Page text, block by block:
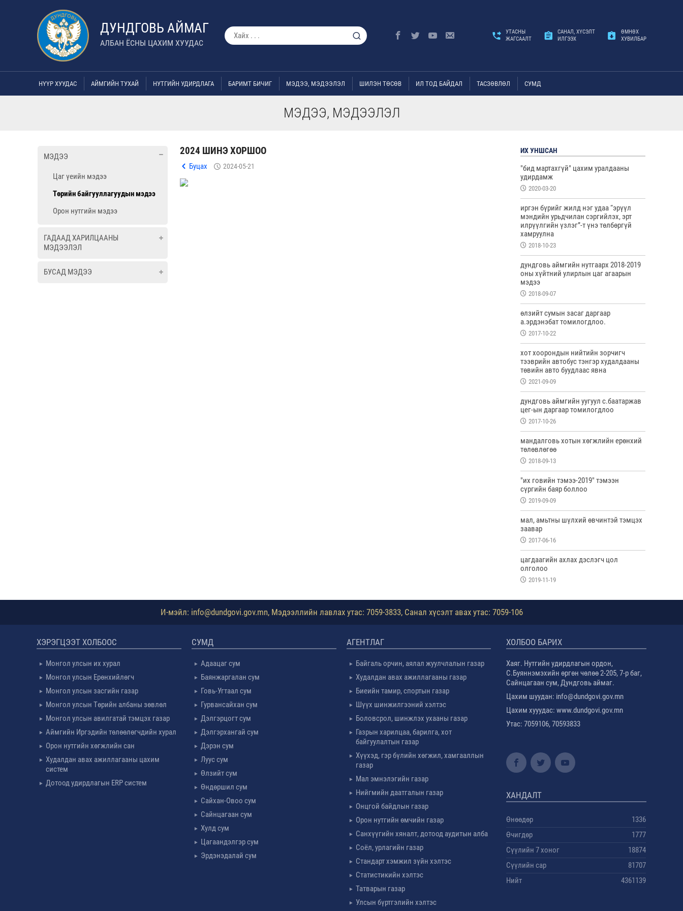
ДУНДГОВЬ АЙМАГ
АЛБАН ЁСНЫ ЦАХИМ ХУУДАС
УТАСНЫ
ЖАГСААЛТ
САНАЛ, ХҮСЭЛТ
ИЛГЭЭХ
ӨМНӨХ
ХУВИЛБАР
НҮҮР ХУУДАС АЙМГИЙН ТУХАЙ НУТГИЙН УДИРДЛАГА БАРИМТ БИЧИГ МЭДЭЭ, МЭДЭЭЛЭЛ ШИЛЭН ТӨСӨВ ИЛ ТОД БАЙДАЛ ТАСЗӨВЛӨЛ СУМД
МЭДЭЭ, МЭДЭЭЛЭЛ
МЭДЭЭ
Цаг үеийн мэдээ
Төрийн байгууллагуудын мэдээ
Орон нутгийн мэдээ
ГАДААД ХАРИЛЦААНЫ
МЭДЭЭЛЭЛ
БУСАД МЭДЭЭ
2024 ШИНЭ ХОРШОО
Буцах 2024-05-21
ИХ УНШСАН
"бид мартахгүй" цахим уралдааны
удирдамж
2020-03-20
иргэн бүрийг жилд нэг удаа “эрүүл
мэндийн урьдчилан сэргийлэх, эрт
илрүүлгийн үзлэг”-т үнэ төлбөргүй
хамруулна
2018-10-23
дундговь аймгийн нутгаарх 2018-2019
оны хүйтний улирлын цаг агаарын
мэдээ
2018-09-07
өлзийт сумын засаг даргаар
а.эрдэнэбат томилогдлоо.
2017-10-22
хот хоорондын нийтийн зорчигч
тээврийн автобус тэнгэр худалдааны
төвийн авто буудлаас явна
2021-09-09
дундговь аймгийн уугуул с.баатаржав
цег-ын даргаар томилогдлоо
2017-10-26
мандалговь хотын хөгжлийн ерөнхий
төлөвлөгөө
2018-09-13
"их говийн тэмээ-2019" тэмээн
сүргийн баяр боллоо
2019-09-09
мал, амьтны шүлхий өвчинтэй тэмцэх
заавар
2017-06-16
цагдаагийн ахлах дэслэгч цол
олголоо
2019-11-19
И-мэйл: info@dundgovi.gov.mn, Мэдээллийн лавлах утас: 7059-3833, Санал хүсэлт авах утас: 7059-106
ХЭРЭГЦЭЭТ ХОЛБООС
Монгол улсын их хурал
Монгол улсын Ерөнхийлөгч
Монгол улсын засгийн газар
Монгол улсын Төрийн албаны зөвлөл
Монгол улсын авилгатай тэмцэх газар
Аймгийн Иргэдийн төлөөлөгчдийн хурал
Орон нутгийн хөгжлийн сан
Худалдан авах ажиллагааны цахим
систем
Дотоод удирдлагын ERP систем
СУМД
Адаацаг сум
Баянжаргалан сум
Говь-Угтаал сум
Гурвансайхан сум
Дэлгэрцогт сум
Дэлгэрхангай сум
Дэрэн сум
Луус сум
Өлзийт сум
Өндөршил сум
Сайхан-Овоо сум
Сайнцагаан сум
Хулд сум
Цагаандэлгэр сум
Эрдэнэдалай сум
АГЕНТЛАГ
Байгаль орчин, аялал жуулчлалын газар
Худалдан авах ажиллагааны газар
Биеийн тамир, спортын газар
Шүүх шинжилгээний хэлтэс
Боловсрол, шинжлэх ухааны газар
Газрын харилцаа, барилга, хот
байгуулалтын газар
Хүүхэд, гэр бүлийн хөгжил, хамгааллын
газар
Мал эмнэлэгийн газар
Нийгмийн даатгалын газар
Онцгой байдлын газар
Орон нутгийн өмчийн газар
Санхүүгийн хяналт, дотоод аудитын алба
Соёл, урлагийн газар
Стандарт хэмжил зүйн хэлтэс
Статистикийн хэлтэс
Татварын газар
Улсын бүртгэлийн хэлтэс
ХОЛБОО БАРИХ
Хаяг. Нутгийн удирдлагын ордон,
С.Буяннэмэхийн өргөн чөлөө 2-205, 7-р баг,
Сайнцагаан сум, Дундговь аймаг.
Цахим шуудан: info@dundgovi.gov.mn
Цахим хууудас: www.dundgovi.gov.mn
Утас: 7059106, 70593833
ХАНДАЛТ
Өнөөдөр
1336
Өчигдөр
1777
Сүүлийн 7 хоног
18874
Сүүлийн сар
81707
Нийт
4361139